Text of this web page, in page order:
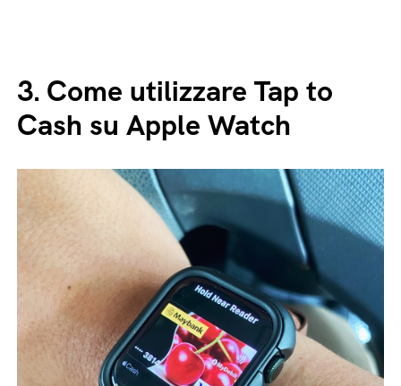
3. Come utilizzare Tap to
Cash su Apple Watch